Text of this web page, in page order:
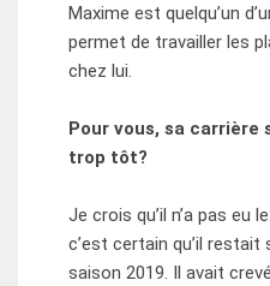
Maxime est quelqu’un
permet de travailler les
chez lui.
Pour vous, sa carrière
trop tôt?
Je crois qu’il n’a pas eu
c’est certain qu’il restait
saison 2019. Il avait